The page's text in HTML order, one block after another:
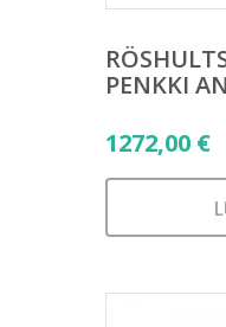
PENKKI
1272,00 €